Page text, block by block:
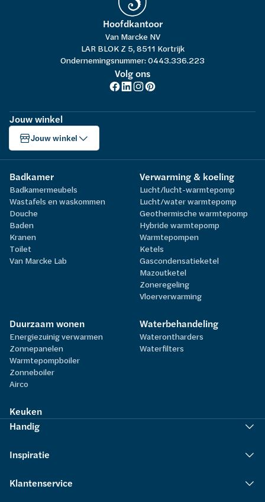
Hoofdkantoor
Van Marcke NV
LAR BLOK Z 5, 8511 Kortrijk
Ondernemingsnummer: 0443.336.223
Volg ons
Jouw winkel
Jouw winkel
Badkamer
Badkamermeubels
Wastafels en waskommen
Douche
Baden
Kranen
Toilet
Van Marcke Lab
Verwarming & koeling
Lucht/lucht-warmtepomp
Lucht/water warmtepomp
Geothermische warmtepomp
Hybride warmtepomp
Warmtepompen
Ketels
Gascondensatieketel
Mazoutketel
Zoneregeling
Vloerverwarming
Duurzaam wonen
Energiezuinig verwarmen
Zonnepanelen
Warmtepompboiler
Zonneboiler
Airco
Waterbehandeling
Waterontharders
Waterfilters
Keuken
Handig
Inspiratie
Klantenservice